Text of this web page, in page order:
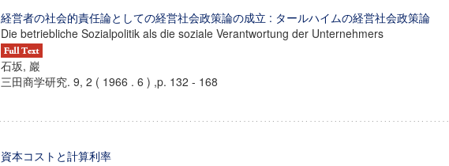
経営者の社会的責任論としての経営社会政策論の成立 : タールハイムの経営社会政策論
Die betriebliche Sozialpolitik als die soziale Verantwortung der Unternehmers
石坂, 巖
三田商学研究. 9, 2 ( 1966 . 6 ) ,p. 132 - 168
資本コストと計算利率